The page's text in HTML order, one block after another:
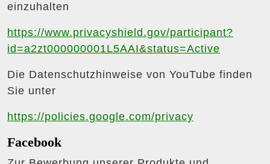
einzuhalten
https://www.privacyshield.gov/participant?
id=a2zt000000001L5AAI&status=Active
Die Datenschutzhinweise von YouTube finden
Sie unter
https://policies.google.com/privacy
Facebook